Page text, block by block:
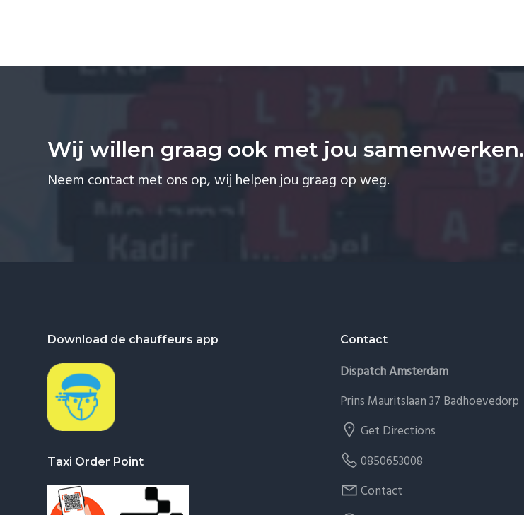
Wij willen graag ook met jou samenwerken.
Neem contact met ons op, wij helpen jou graag op weg.
Footer
Download de chauffeurs app
Taxi Order Point
Contact
Dispatch Amsterdam
Prins Mauritslaan 37 Badhoevedorp
Get Directions
0850653008
Contact